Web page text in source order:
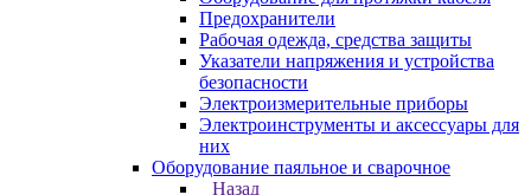
Предохранители
Рабочая одежда, средства защиты
Указатели напряжения и устройства
безопасности
Электроизмерительные приборы
Электроинструменты и аксессуары для
них
Оборудование паяльное и сварочное
Назад